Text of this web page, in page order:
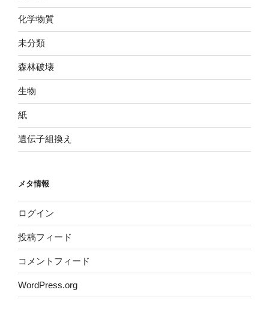
化学物質
未分類
森林破壊
生物
紙
遺伝子組換え
メタ情報
ログイン
投稿フィード
コメントフィード
WordPress.org